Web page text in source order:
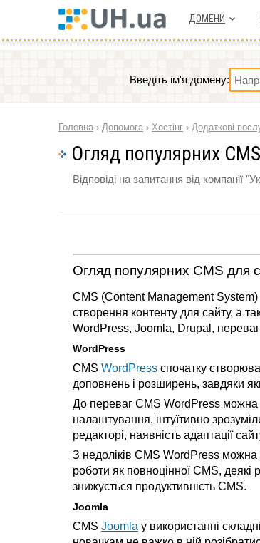
ДОМЕНИ
Введіть ім'я домену:
Головна › Допомога › Хостінг › Додаткові
Огляд популярних CMS
Відповіді на запитання від компанії
Огляд популярних CMS для
CMS (Content Management System)
створення контенту для сайту, а
WordPress, Joomla, Drupal,
WordPress
CMS WordPress спочатку
доповнень і розширень, завдяки
До переваг CMS WordPress можна
налаштування, інтуїтивно
редакторі, наявність адаптації
З недоліків CMS WordPress можна
роботи як повноцінної CMS,
знижується продуктивність CMS.
Joomla
CMS Joomla у використанні